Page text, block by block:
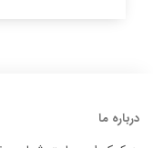
درباره ما